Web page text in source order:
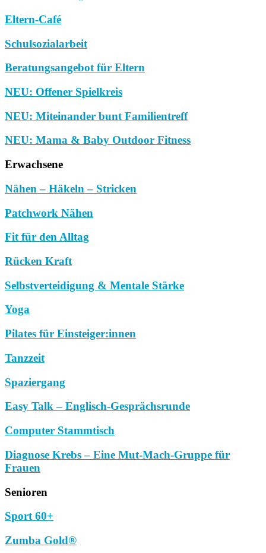
Eltern-Café
Schulsozialarbeit
Beratungsangebot für Eltern
NEU: Offener Spielkreis
NEU: Miteinander bunt Familientreff
NEU: Mama & Baby Outdoor Fitness
Erwachsene
Nähen – Häkeln – Stricken
Patchwork Nähen
Fit für den Alltag
Rücken Kraft
Selbstverteidigung & Mentale Stärke
Yoga
Pilates für Einsteiger:innen
Tanzzeit
Spaziergang
Easy Talk – Englisch-Gesprächsrunde
Computer Stammtisch
Diagnose Krebs – Eine Mut-Mach-Gruppe für
Frauen
Senioren
Sport 60+
Zumba Gold®